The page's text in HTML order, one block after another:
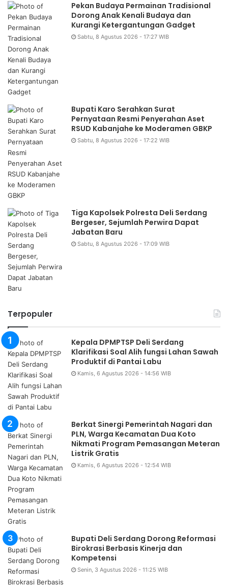
Pekan Budaya Permainan Tradisional
Dorong Anak Kenali Budaya dan
Kurangi Ketergantungan Gadget
Sabtu, 8 Agustus 2026 - 17:27 WIB
Bupati Karo Serahkan Surat
Pernyataan Resmi Penyerahan Aset
RSUD Kabanjahe ke Moderamen GBKP
Sabtu, 8 Agustus 2026 - 17:22 WIB
Tiga Kapolsek Polresta Deli Serdang
Bergeser, Sejumlah Perwira Dapat
Jabatan Baru
Sabtu, 8 Agustus 2026 - 17:09 WIB
Terpopuler
Kepala DPMPTSP Deli Serdang
Klarifikasi Soal Alih fungsi Lahan Sawah
Produktif di Pantai Labu
Kamis, 6 Agustus 2026 - 14:56 WIB
Berkat Sinergi Pemerintah Nagari dan
PLN, Warga Kecamatan Dua Koto
Nikmati Program Pemasangan Meteran
Listrik Gratis
Kamis, 6 Agustus 2026 - 12:54 WIB
Bupati Deli Serdang Dorong Reformasi
Birokrasi Berbasis Kinerja dan
Kompetensi
Senin, 3 Agustus 2026 - 11:25 WIB